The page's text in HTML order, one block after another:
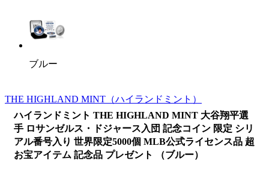
ブルー
THE HIGHLAND MINT （ハイランドミント）
ハイランドミント THE HIGHLAND MINT 大谷翔平選
手 ロサンゼルス・ドジャース入団 記念コイン 限定 シリ
アル番号入り 世界限定5000個 MLB公式ライセンス品 超
お宝アイテム 記念品 プレゼント （ブルー）